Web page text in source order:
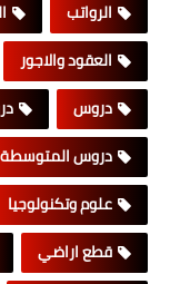
الرواتب
العقود والاجور
دروس
دروس المتوسطة
علوم وتكنولوجيا
قطع اراضي